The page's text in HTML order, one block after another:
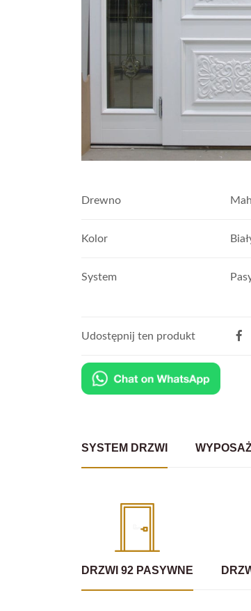
Drewno
Kolor
System
Udostępnij ten produkt
SYSTEM DRZWI
DRZWI 92 PASYWNE